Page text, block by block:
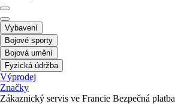
Vybavení
Bojové sporty
Bojová umění
Fyzická údržba
Výprodej
Značky
Zákaznický servis ve Francie Bezpečná platba